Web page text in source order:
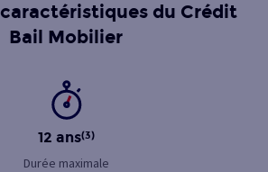
du Crédit
Bail Mobilier
12 ans(3)
Durée maximale